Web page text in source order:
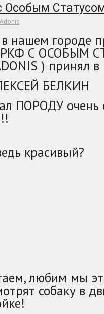
Особым
в нашем городе
С ОСОБЫМ
) принял
БЕЛКИН
ПОРОДУ очень
красивый?
любим мы
собаку в